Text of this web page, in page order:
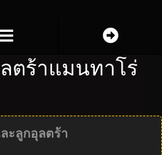
ตร้าแมนทาโร่
ะลูกอุลตร้า